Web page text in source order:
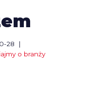
28
o branży